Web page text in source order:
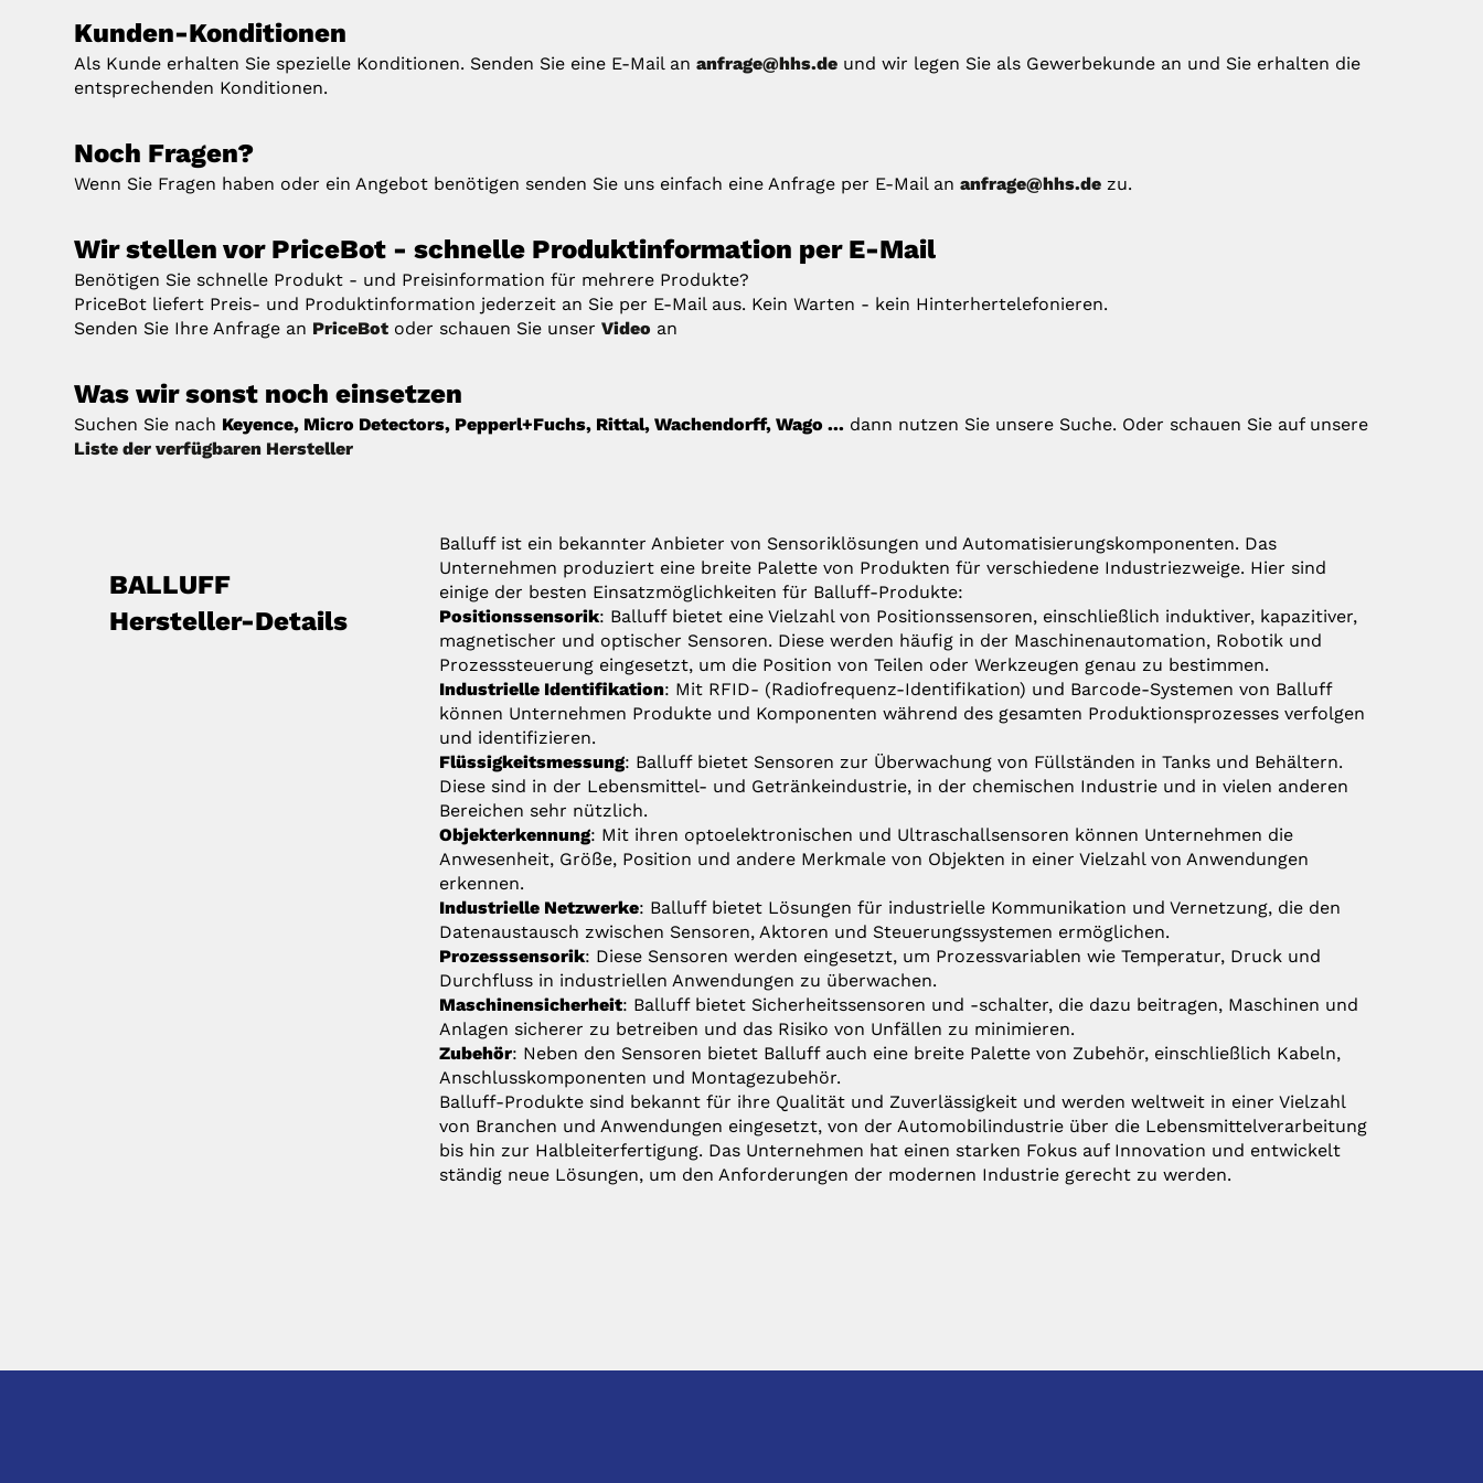
Kunden-Konditionen
Als Kunde erhalten Sie spezielle Konditionen. Senden Sie eine E-Mail ananfrage@hhs.de und wir legen Sie als Gewerbekunde an und Sie erhalten die
entsprechenden Konditionen.
Noch Fragen?
Wenn Sie Fragen haben oder ein Angebot benötigen senden Sie uns einfach eine Anfrage per E-Mail ananfrage@hhs.de zu.
Wir stellen vor PriceBot - schnelle Produktinformation per E-Mail
Benötigen Sie schnelle Produkt - und Preisinformation für mehrere Produkte?
PriceBot liefert Preis- und Produktinformation jederzeit an Sie per E-Mail aus. Kein Warten - kein Hinterhertelefonieren.
Senden Sie Ihre Anfrage an PriceBot oder schauen Sie unserVideo an
Was wir sonst noch einsetzen
Suchen Sie nach Keyence, Micro Detectors, Pepperl+Fuchs, Rittal, Wachendorff, Wago ... dann nutzen Sie unsere Suche. Oder schauen Sie auf unsere
Liste der verfügbaren Hersteller
BALLUFF
Hersteller-Details
Balluff ist ein bekannter Anbieter von Sensoriklösungen und Automatisierungskomponenten. Das
Unternehmen produziert eine breite Palette von Produkten für verschiedene Industriezweige. Hier sind
einige der besten Einsatzmöglichkeiten für Balluff-Produkte:
Positionssensorik: Balluff bietet eine Vielzahl von Positionssensoren, einschließlich induktiver, kapazitiver,
magnetischer und optischer Sensoren. Diese werden häufig in der Maschinenautomation, Robotik und
Prozesssteuerung eingesetzt, um die Position von Teilen oder Werkzeugen genau zu bestimmen.
Industrielle Identifikation: Mit RFID- (Radiofrequenz-Identifikation) und Barcode-Systemen von Balluff
können Unternehmen Produkte und Komponenten während des gesamten Produktionsprozesses verfolgen
und identifizieren.
Flüssigkeitsmessung: Balluff bietet Sensoren zur Überwachung von Füllständen in Tanks und Behältern.
Diese sind in der Lebensmittel- und Getränkeindustrie, in der chemischen Industrie und in vielen anderen
Bereichen sehr nützlich.
Objekterkennung: Mit ihren optoelektronischen und Ultraschallsensoren können Unternehmen die
Anwesenheit, Größe, Position und andere Merkmale von Objekten in einer Vielzahl von Anwendungen
erkennen.
Industrielle Netzwerke: Balluff bietet Lösungen für industrielle Kommunikation und Vernetzung, die den
Datenaustausch zwischen Sensoren, Aktoren und Steuerungssystemen ermöglichen.
Prozesssensorik: Diese Sensoren werden eingesetzt, um Prozessvariablen wie Temperatur, Druck und
Durchfluss in industriellen Anwendungen zu überwachen.
Maschinensicherheit: Balluff bietet Sicherheitssensoren und -schalter, die dazu beitragen, Maschinen und
Anlagen sicherer zu betreiben und das Risiko von Unfällen zu minimieren.
Zubehör: Neben den Sensoren bietet Balluff auch eine breite Palette von Zubehör, einschließlich Kabeln,
Anschlusskomponenten und Montagezubehör.
Balluff-Produkte sind bekannt für ihre Qualität und Zuverlässigkeit und werden weltweit in einer Vielzahl
von Branchen und Anwendungen eingesetzt, von der Automobilindustrie über die Lebensmittelverarbeitung
bis hin zur Halbleiterfertigung. Das Unternehmen hat einen starken Fokus auf Innovation und entwickelt
ständig neue Lösungen, um den Anforderungen der modernen Industrie gerecht zu werden.